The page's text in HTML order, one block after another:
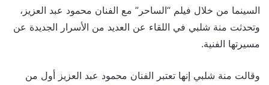
السينما من خلال فيلم “الساحر” مع الفنان محمود عبد العزيز،
وتحدثت منة شلبي في اللقاء عن العديد من الأسرار الجديدة عن
مسيرتها الفنية.
وقالت منة شلبي إنها تعتبر الفنان محمود عبد العزيز أول من